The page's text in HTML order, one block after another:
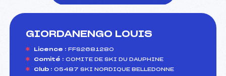
GIORDANENGO LOUIS
Licence : FFS2681280
Comité : COMITE DE SKI DU DAUPHINE
Club : 05487 SKI NORDIQUE BELLEDONNE